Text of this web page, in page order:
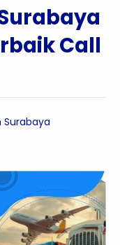
Call
Surabaya